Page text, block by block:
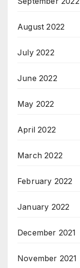
August 2022
July 2022
June 2022
May 2022
April 2022
March 2022
February 2022
January 2022
December 2021
November 2021